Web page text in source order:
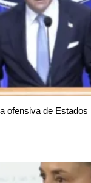
ofensiva de Estados